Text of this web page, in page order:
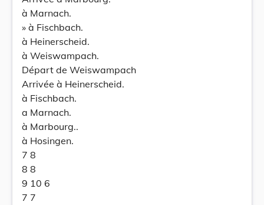
à Marnach.
» à Fischbach.
à Heinerscheid.
à Weiswampach.
Départ de Weiswampach
Arrivée à Heinerscheid.
à Fischbach.
a Marnach.
à Marbourg..
à Hosingen.
7 8
8 8
9 10 6
7 7